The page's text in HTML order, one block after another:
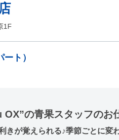
1F
ト）
の青果スタッフのお
が覚えられる♪季節ごとに変